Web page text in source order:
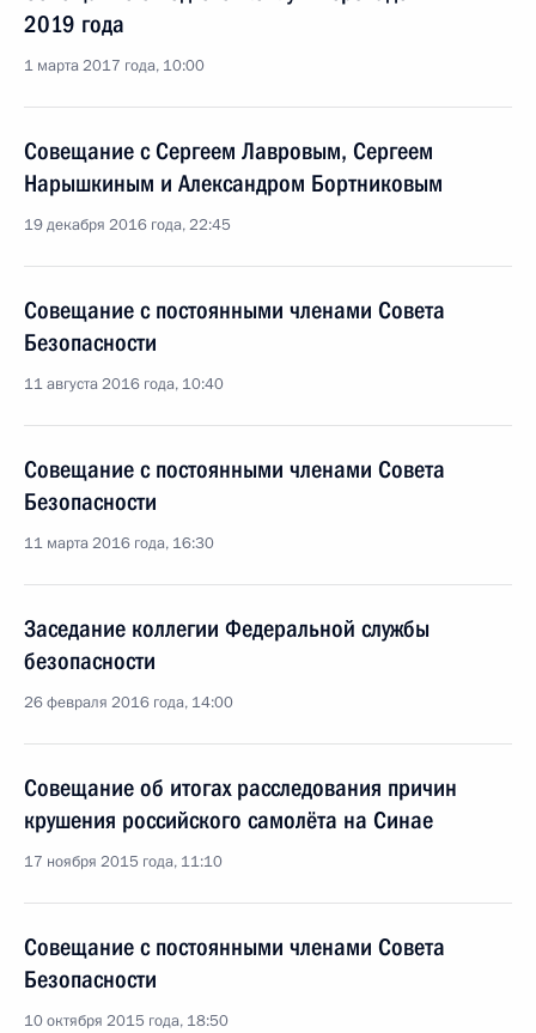
2019 года
1 марта 2017 года, 10:00
Совещание с Сергеем Лавровым, Сергеем
Нарышкиным и Александром Бортниковым
19 декабря 2016 года, 22:45
Совещание с постоянными членами Совета
Безопасности
11 августа 2016 года, 10:40
Совещание с постоянными членами Совета
Безопасности
11 марта 2016 года, 16:30
Заседание коллегии Федеральной службы
безопасности
26 февраля 2016 года, 14:00
Совещание об итогах расследования причин
крушения российского самолёта на Синае
17 ноября 2015 года, 11:10
Совещание с постоянными членами Совета
Безопасности
10 октября 2015 года, 18:50